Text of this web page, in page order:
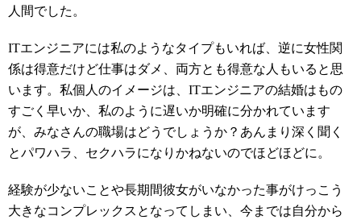
人間でした。
ITエンジニアには私のようなタイプもいれば、逆に女性関
係は得意だけど仕事はダメ、両方とも得意な人もいると思
います。私個人のイメージは、ITエンジニアの結婚はもの
すごく早いか、私のように遅いか明確に分かれています
が、みなさんの職場はどうでしょうか？あんまり深く聞く
とパワハラ、セクハラになりかねないのでほどほどに。
経験が少ないことや長期間彼女がいなかった事がけっこう
大きなコンプレックスとなってしまい、今までは自分から